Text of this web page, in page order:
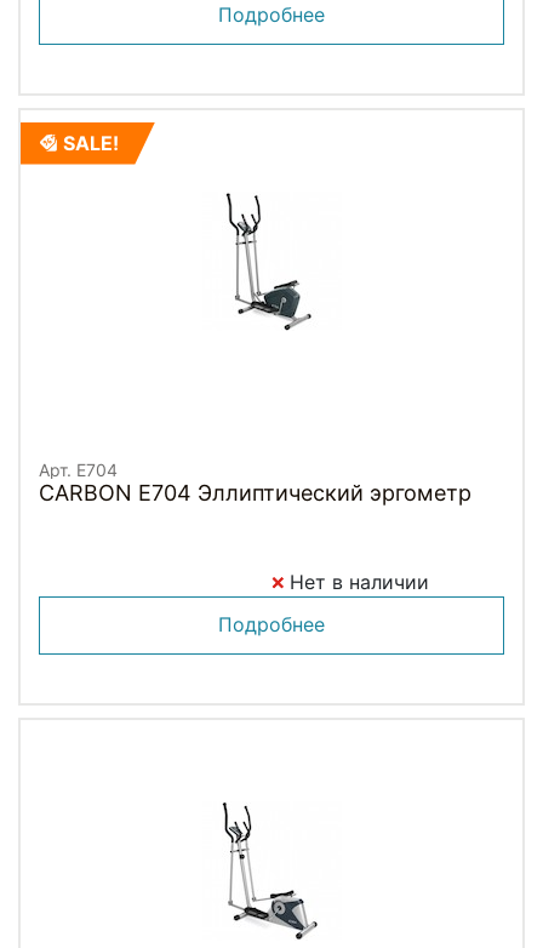
Подробнее
SALE!
Арт. E704
CARBON E704 Эллиптический эргометр
Нет в наличии
Подробнее